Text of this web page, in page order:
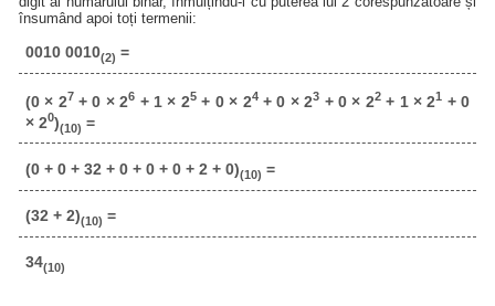
însumând apoi toți termenii:
0010 0010(2) =
(0 × 27 + 0 × 26 + 1 × 25+ 0 × 24+ 0 × 23 + 0 × 22+ 1 × 21 + 0
× 20)(10) =
(0 + 0 + 32 + 0 + 0 + 0 + 2 + 0)(10) =
(32 + 2)(10) =
34(10)